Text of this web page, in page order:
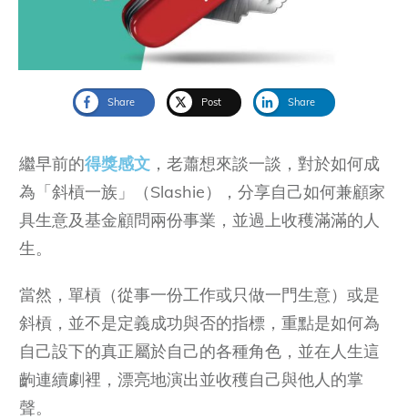
Share Post Share
繼早前的得獎感文 ，老蕭想來談一談，對於如何成
為「斜槓一族」（Slashie），分享自己如何兼顧家
具生意及基金顧問兩份事業，並過上收穫滿滿的人
生。
當然，單槓（從事一份工作或只做一門生意）或是
斜槓，並不是定義成功與否的指標，重點是如何為
自己設下的真正屬於自己的各種角色，並在人生這
齣連續劇裡，漂亮地演出並收穫自己與他人的掌
聲。